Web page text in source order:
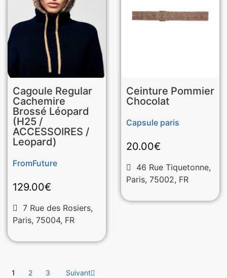
Cagoule Regular
Cachemire
Brossé Léopard
(H25 /
ACCESSOIRES /
Leopard)
FromFuture
129.00€
7 Rue des Rosiers,
Paris, 75004, FR
Ceinture Pommier
Chocolat
Capsule paris
20.00€
46 Rue Tiquetonne,
Paris, 75002, FR
1 2 3 Suivant